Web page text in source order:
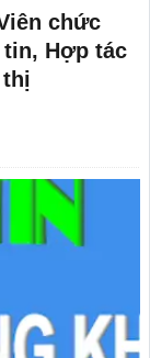
chức
tin, Hợp tác
thị